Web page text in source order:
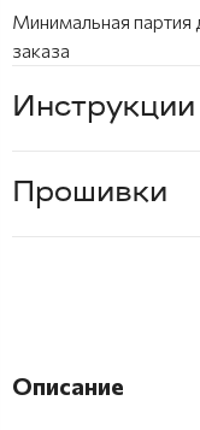
Минимальная партия
заказа
Инструкции
Прошивки
Описание